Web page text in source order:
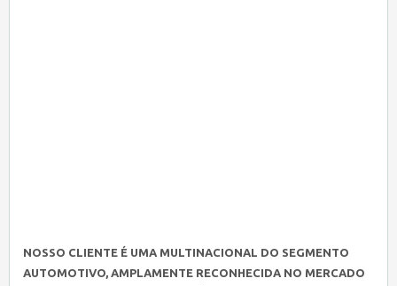
NOSSO CLIENTE É UMA MULTINACIONAL DO SEGMENTO
AUTOMOTIVO, AMPLAMENTE RECONHECIDA NO MERCADO